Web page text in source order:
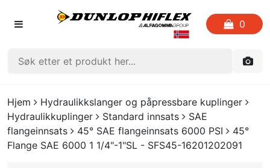
0
FORSIDEN
LISTE OVER FAVORITTER
Hjem
Hydraulikkslanger og påpressbare kuplinger
Hydraulikkuplinger
Standard innsats
SAE
flangeinnsats
45° SAE flangeinnsats 6000 PSI
45°
Flange SAE 6000 1 1/4"-1"SL - SFS45-16201202091